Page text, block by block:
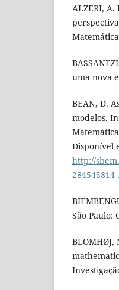
ALZERI,
uma nova
BEAN, D.
modelos.
Disponível
http://
São Paulo:
BLOMHØJ,